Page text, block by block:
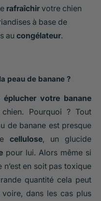
rafraîchir votre chien
à base de
au congélateur.
peau de banane ?
éplucher votre banane
Pourquoi ? Tout
de banane est presque
cellulose, un glucide
pour lui. Alors même si
en soit pas toxique
quantité cela peut
voire, dans les cas plus